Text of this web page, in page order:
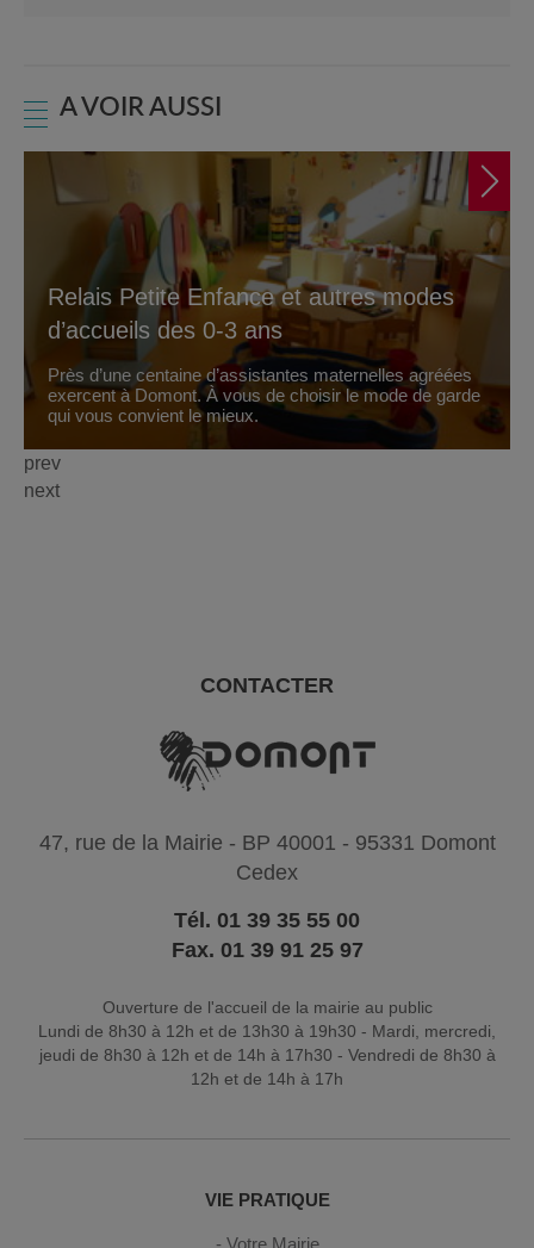
A VOIR AUSSI
Relais Petite Enfance et autres modes
d’accueils des 0-3 ans
Près d’une centaine d’assistantes maternelles agréées
exercent à Domont. À vous de choisir le mode de garde
qui vous convient le mieux.
prev
next
CONTACTER
47, rue de la Mairie - BP 40001 - 95331 Domont
Cedex
Tél. 01 39 35 55 00
Fax. 01 39 91 25 97
Ouverture de l'accueil de la mairie au public
Lundi de 8h30 à 12h et de 13h30 à 19h30 - Mardi, mercredi,
jeudi de 8h30 à 12h et de 14h à 17h30 - Vendredi de 8h30 à
12h et de 14h à 17h
VIE PRATIQUE